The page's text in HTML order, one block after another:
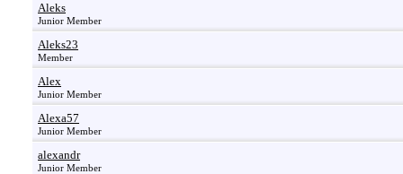
Aleks
Junior Member
Aleks23
Member
Alex
Junior Member
Alexa57
Junior Member
alexandr
Junior Member